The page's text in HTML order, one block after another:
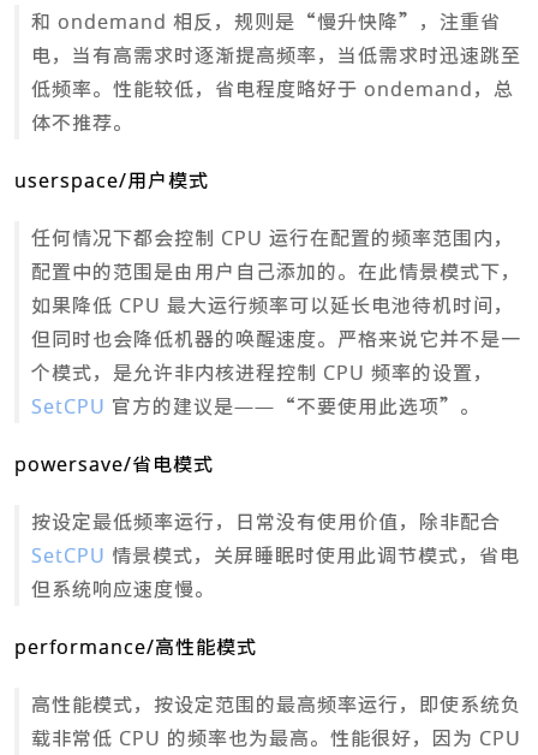
和 ondemand 相反，规则是“慢升快降”，注重省
电，当有高需求时逐渐提高频率，当低需求时迅速跳至
低频率。性能较低，省电程度略好于 ondemand，总
体不推荐。
userspace/用户模式
任何情况下都会控制 CPU 运行在配置的频率范围内，
配置中的范围是由用户自己添加的。在此情景模式下，
如果降低 CPU 最大运行频率可以延长电池待机时间，
但同时也会降低机器的唤醒速度。严格来说它并不是一
个模式，是允许非内核进程控制 CPU 频率的设置，
SetCPU 官方的建议是——“不要使用此选项”。
powersave/省电模式
按设定最低频率运行，日常没有使用价值，除非配合
SetCPU 情景模式，关屏睡眠时使用此调节模式，省电
但系统响应速度慢。
performance/高性能模式
高性能模式，按设定范围的最高频率运行，即使系统负
载非常低 CPU 的频率也为最高。性能很好，因为 CPU